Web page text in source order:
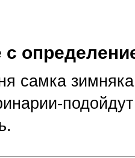
с
самка